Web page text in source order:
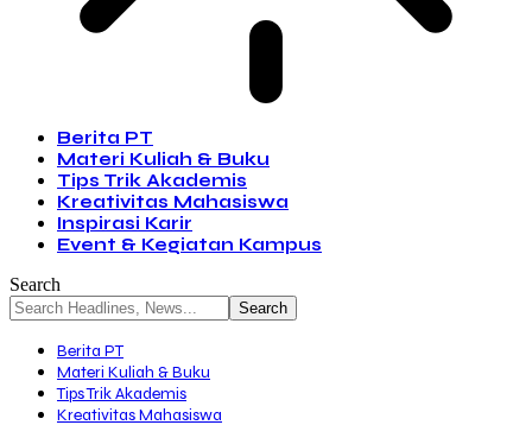
Berita PT
Materi Kuliah & Buku
Tips Trik Akademis
Kreativitas Mahasiswa
Inspirasi Karir
Event & Kegiatan Kampus
Search
Berita PT
Materi Kuliah & Buku
Tips Trik Akademis
Kreativitas Mahasiswa